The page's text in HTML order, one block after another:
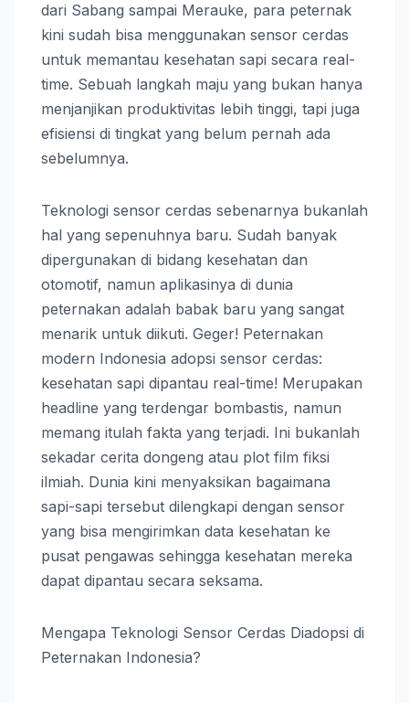
dari Sabang sampai Merauke, para peternak
kini sudah bisa menggunakan sensor cerdas
untuk memantau kesehatan sapi secara real-
time. Sebuah langkah maju yang bukan hanya
menjanjikan produktivitas lebih tinggi, tapi juga
efisiensi di tingkat yang belum pernah ada
sebelumnya.
Teknologi sensor cerdas sebenarnya bukanlah
hal yang sepenuhnya baru. Sudah banyak
dipergunakan di bidang kesehatan dan
otomotif, namun aplikasinya di dunia
peternakan adalah babak baru yang sangat
menarik untuk diikuti. Geger! Peternakan
modern Indonesia adopsi sensor cerdas:
kesehatan sapi dipantau real-time! Merupakan
headline yang terdengar bombastis, namun
memang itulah fakta yang terjadi. Ini bukanlah
sekadar cerita dongeng atau plot film fiksi
ilmiah. Dunia kini menyaksikan bagaimana
sapi-sapi tersebut dilengkapi dengan sensor
yang bisa mengirimkan data kesehatan ke
pusat pengawas sehingga kesehatan mereka
dapat dipantau secara seksama.
Mengapa Teknologi Sensor Cerdas Diadopsi di
Peternakan Indonesia?